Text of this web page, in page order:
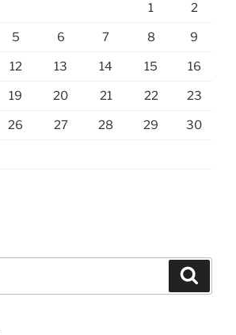
1 2
5 6 7 8 9
12 13 14 15 16
19 20 21 22 23
26 27 28 29 30